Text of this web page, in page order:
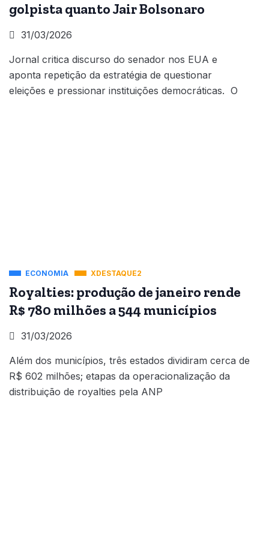
golpista quanto Jair Bolsonaro
31/03/2026
Jornal critica discurso do senador nos EUA e
aponta repetição da estratégia de questionar
eleições e pressionar instituições democráticas. O
ECONOMIA XDESTAQUE2
Royalties: produção de janeiro rende
R$ 780 milhões a 544 municípios
31/03/2026
Além dos municípios, três estados dividiram cerca de
R$ 602 milhões; etapas da operacionalização da
distribuição de royalties pela ANP